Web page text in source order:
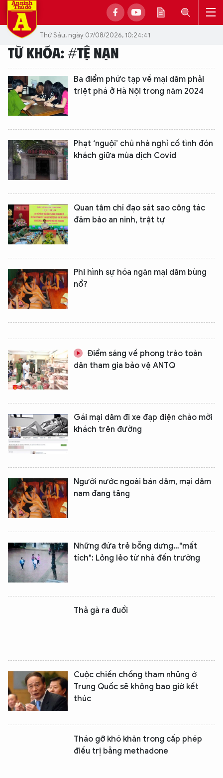
Thứ Sáu, ngày 07/08/2026, 10:24:41
TỪ KHÓA: #TỆ NẠN
Ba điểm phức tạp về mại dâm phải
triệt phá ở Hà Nội trong năm 2024
Phạt ‘nguội’ chủ nhà nghỉ cố tình đón
khách giữa mùa dịch Covid
Quan tâm chỉ đạo sát sao công tác
đảm bảo an ninh, trật tự
Phi hình sự hóa ngăn mại dâm bùng
nổ?
Điểm sáng về phong trào toàn
dân tham gia bảo vệ ANTQ
Gái mại dâm đi xe đạp điện chào mời
khách trên đường
Người nước ngoài bán dâm, mại dâm
nam đang tăng
Những đứa trẻ bỗng dưng…"mất
tích": Lỏng lẻo từ nhà đến trường
Thả gà ra đuổi
Cuộc chiến chống tham nhũng ở
Trung Quốc sẽ không bao giờ kết
thúc
Tháo gỡ khó khăn trong cấp phép
điều trị bằng methadone